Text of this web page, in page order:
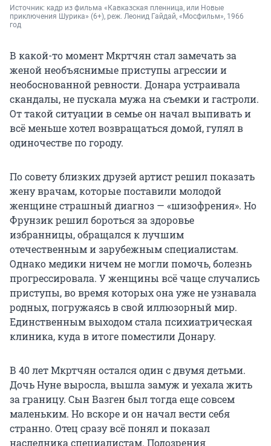
Источник: кадр из фильма «Кавказская пленница, или Новые
приключения Шурика» (6+), реж. Леонид Гайдай, «Мосфильм», 1966
год
В какой-то момент Мкртчян стал замечать за
женой необъяснимые приступы агрессии и
необоснованной ревности. Донара устраивала
скандалы, не пускала мужа на съемки и гастроли.
От такой ситуации в семье он начал выпивать и
всё меньше хотел возвращаться домой, гулял в
одиночестве по городу.
По совету близких друзей артист решил показать
жену врачам, которые поставили молодой
женщине страшный диагноз — «шизофрения». Но
Фрунзик решил бороться за здоровье
избранницы, обращался к лучшим
отечественным и зарубежным специалистам.
Однако медики ничем не могли помочь, болезнь
прогрессировала. У женщины всё чаще случались
приступы, во время которых она уже не узнавала
родных, погружаясь в свой иллюзорный мир.
Единственным выходом стала психиатрическая
клиника, куда в итоге поместили Донару.
В 40 лет Мкртчян остался один с двумя детьми.
Дочь Нуне выросла, вышла замуж и уехала жить
за границу. Сын Вазген был тогда еще совсем
маленьким. Но вскоре и он начал вести себя
странно. Отец сразу всё понял и показал
наследника специалистам. Подозрения